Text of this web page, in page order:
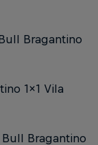
Bragantino
1x1 Vila
Bragantino